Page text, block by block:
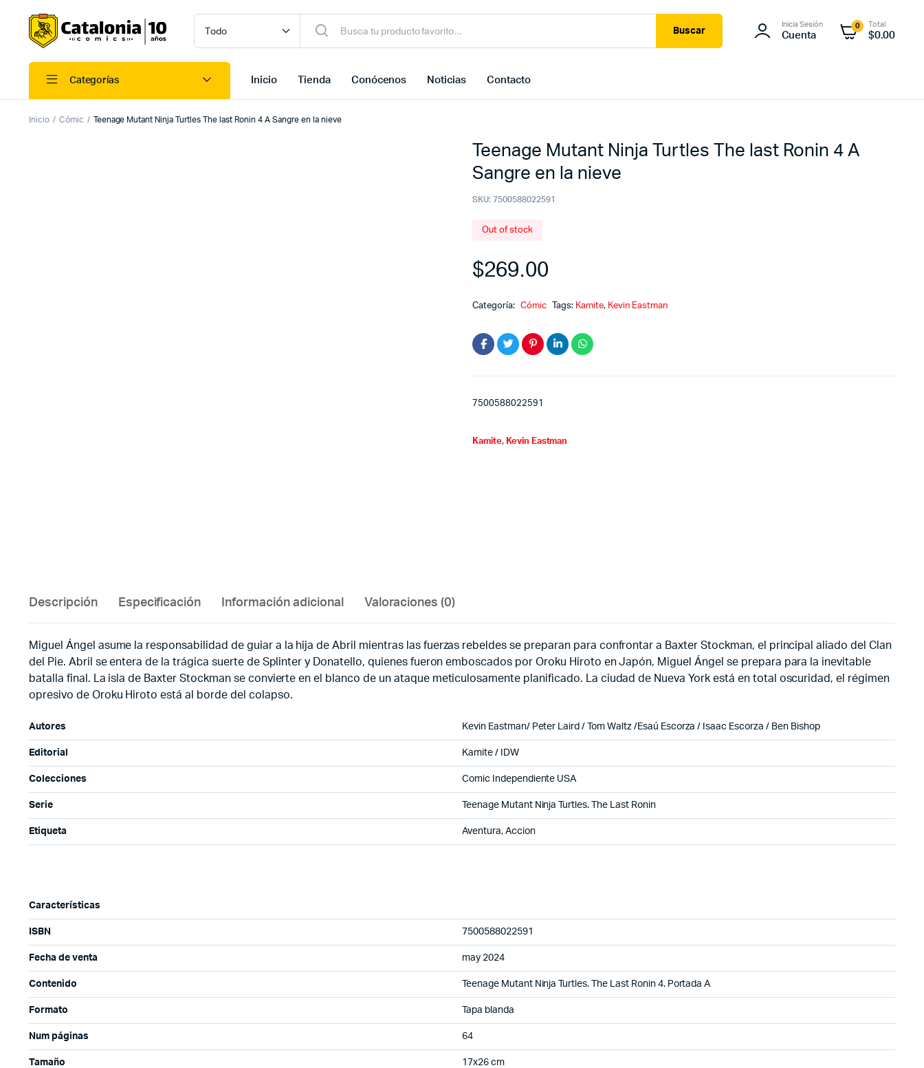
Buscar
Inicia Sesión
Cuenta
0 Total
$0.00
Categorías Inicio Tienda Conócenos Noticias Contacto
Inicio Cómic Teenage Mutant Ninja Turtles The last Ronin 4 A Sangre en la nieve
Teenage Mutant Ninja Turtles The last Ronin 4 A
Sangre en la nieve
SKU: 7500588022591
Out of stock
$269.00
Categoría: Cómic Tags: Kamite, Kevin Eastman
7500588022591
Kamite, Kevin Eastman
Descripción Especificación Información adicional Valoraciones (0)
Miguel Ángel asume la responsabilidad de guiar a la hija de Abril mientras las fuerzas rebeldes se preparan para confrontar a Baxter Stockman, el principal aliado del Clan
del Pie. Abril se entera de la trágica suerte de Splinter y Donatello, quienes fueron emboscados por Oroku Hiroto en Japón, Miguel Ángel se prepara para la inevitable
batalla final. La isla de Baxter Stockman se convierte en el blanco de un ataque meticulosamente planificado. La ciudad de Nueva York está en total oscuridad, el régimen
opresivo de Oroku Hiroto está al borde del colapso.
Autores Kevin Eastman/ Peter Laird / Tom Waltz /Esaú Escorza / Isaac Escorza / Ben Bishop
Editorial Kamite / IDW
Colecciones Comic Independiente USA
Serie Teenage Mutant Ninja Turtles. The Last Ronin
Etiqueta Aventura, Accion
Características
ISBN 7500588022591
Fecha de venta may 2024
Contenido Teenage Mutant Ninja Turtles. The Last Ronin 4. Portada A
Formato Tapa blanda
Num páginas 64
Tamaño 17x26 cm